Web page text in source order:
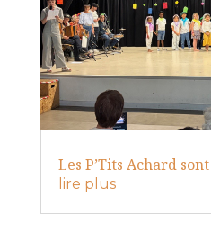
Les P’Tits Achard
lire plus